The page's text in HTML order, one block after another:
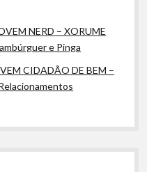
NERD – XORUME
e Pinga
CIDADÃO DE BEM –